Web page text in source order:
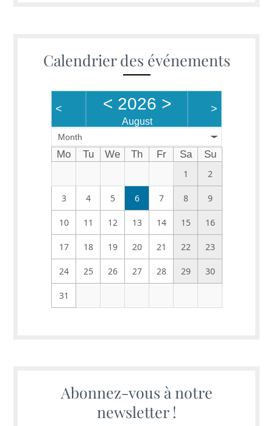
Calendrier des événements
< < 2026 >
August
>
Month
Mo Tu We Th Fr Sa
Su
1
2
3 4 5 6 7 8 9
10 11 12 13 14 15 16
17 18 19 20 21 22 23
24 25 26 27 28 29 30
31
Abonnez-vous à notre
newsletter !